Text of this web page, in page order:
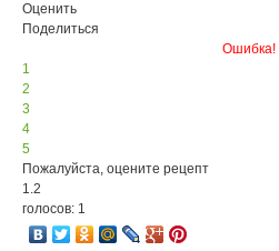
Оценить
Поделиться
Ошибка!
1
2
3
4
5
Пожалуйста, оцените рецепт
1.2
голосов: 1